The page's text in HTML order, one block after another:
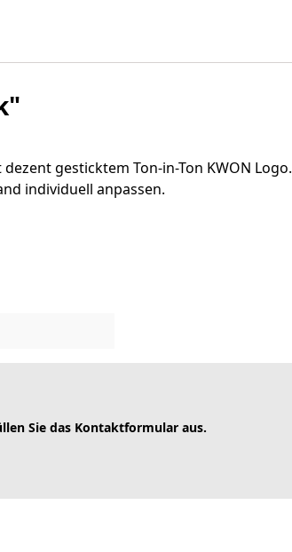
gesticktem Ton-in-Ton KWON Logo.
individuell anpassen.
Sie das Kontaktformular aus.